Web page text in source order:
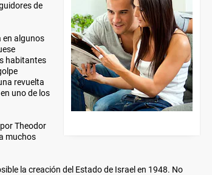
de
en algunos
habitantes
revuelta
uno de los
Theodor
muchos
la creación del Estado de Israel en 1948. No